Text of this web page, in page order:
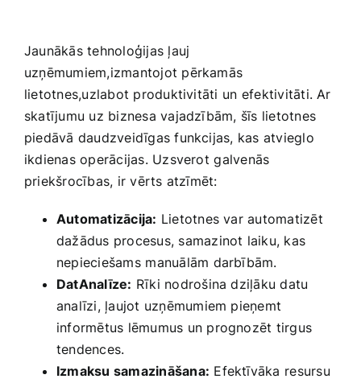
Jaunākās tehnoloģijas ļauj⁢
uzņēmumiem,izmantojot pērkamās‍
lietotnes,uzlabot produktivitāti un ⁣efektivitāti. Ar
skatījumu uz biznesa vajadzībām, šīs lietotnes
piedāvā daudzveidīgas funkcijas, kas atvieglo
ikdienas‍ operācijas. ‌Uzsverot ⁣galvenās
priekšrocības, ir vērts atzīmēt:
Automatizācija: ‌Lietotnes var automatizēt
dažādus procesus, samazinot laiku, kas
nepieciešams⁤ manuālām darbībām.
DatAnalīze: Rīki nodrošina dziļāku datu
analīzi, ļaujot uzņēmumiem pieņemt
informētus lēmumus un prognozēt tirgus
tendences.
Izmaksu samazināšana: Efektīvāka ⁢resursu‍